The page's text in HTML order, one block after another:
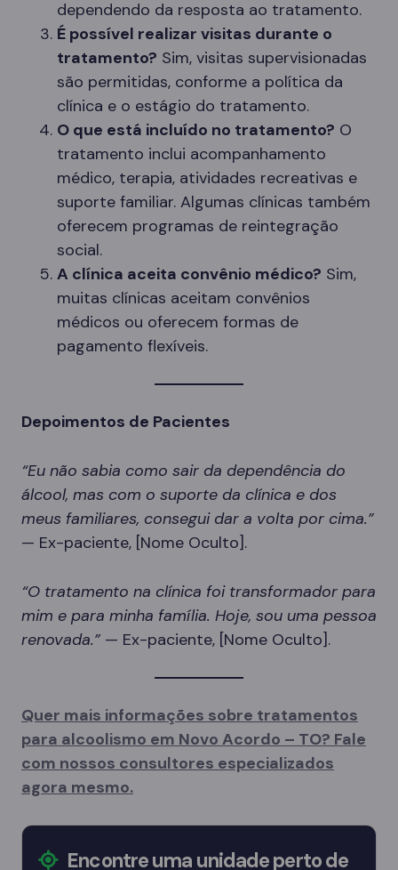
dependendo da resposta ao tratamento.
É possível realizar visitas durante o
tratamento? Sim, visitas supervisionadas
são permitidas, conforme a política da
clínica e o estágio do tratamento.
O que está incluído no tratamento? O
tratamento inclui acompanhamento
médico, terapia, atividades recreativas e
suporte familiar. Algumas clínicas também
oferecem programas de reintegração
social.
A clínica aceita convênio médico? Sim,
muitas clínicas aceitam convênios
médicos ou oferecem formas de
pagamento flexíveis.
Depoimentos de Pacientes
“Eu não sabia como sair da dependência do
álcool, mas com o suporte da clínica e dos
meus familiares, consegui dar a volta por cima.”
— Ex-paciente, [Nome Oculto].
“O tratamento na clínica foi transformador para
mim e para minha família. Hoje, sou uma pessoa
renovada.” — Ex-paciente, [Nome Oculto].
Quer mais informações sobre tratamentos
para alcoolismo em Novo Acordo – TO? Fale
com nossos consultores especializados
agora mesmo.
Encontre uma unidade perto de